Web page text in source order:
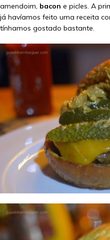
amendoim, bacon e picles. A
já havíamos feito uma receita
tínhamos gostado bastante.